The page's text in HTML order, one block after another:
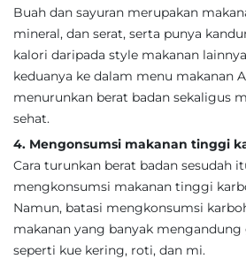
Buah dan sayuran merupakan
mineral, dan serat, serta punya
kalori daripada style makanan
keduanya ke dalam menu makanan
menurunkan berat badan sekaligus
sehat.
4. Mengonsumsi makanan tinggi
Cara turunkan berat badan sesudah
mengkonsumsi makanan tinggi
Namun, batasi mengkonsumsi
makanan yang banyak
seperti kue kering, roti, dan mi.